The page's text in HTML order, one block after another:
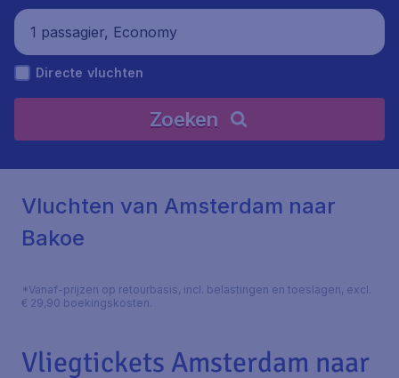
1 passagier, Economy
Directe vluchten
Zoeken
Vluchten van Amsterdam naar
Bakoe
*Vanaf-prijzen op retourbasis, incl. belastingen en toeslagen, excl.
€ 29,90 boekingskosten.
Vliegtickets Amsterdam naar